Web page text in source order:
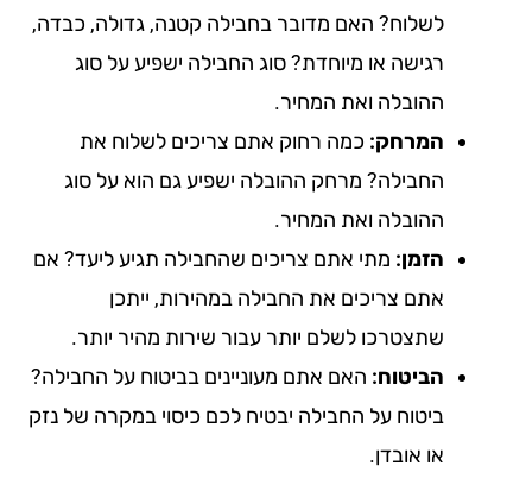
לשלוח? האם מדובר בחבילה קטנה, גדולה, כבדה,
רגישה או מיוחדת? סוג החבילה ישפיע על סוג
ההובלה ואת המחיר.
המרחק:כמה רחוק אתם צריכים לשלוח את
החבילה? מרחק ההובלה ישפיע גם הוא על סוג
ההובלה ואת המחיר.
הזמן:מתי אתם צריכים שהחבילה תגיע ליעד? אם
אתם צריכים את החבילה במהירות, ייתכן
שתצטרכו לשלם יותר עבור שירות מהיר יותר.
הביטוח:האם אתם מעוניינים בביטוח על החבילה?
ביטוח על החבילה יבטיח לכם כיסוי במקרה של נזק
או אובדן.